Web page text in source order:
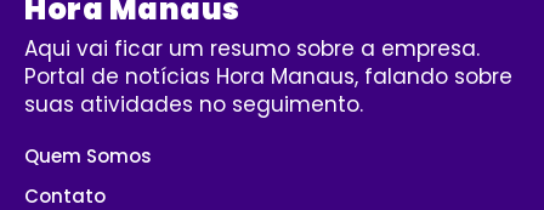
Hora Manaus
Aqui vai ficar um resumo sobre a empresa.
Portal de notícias Hora Manaus, falando sobre
suas atividades no seguimento.
Quem Somos
Contato